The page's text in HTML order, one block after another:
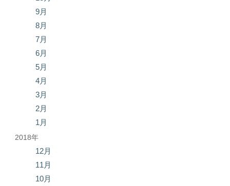
9月
8月
7月
6月
5月
4月
3月
2月
1月
2018年
12月
11月
10月